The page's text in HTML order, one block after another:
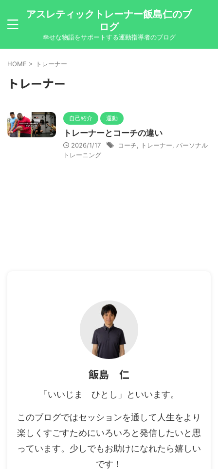
アスレティックトレーナー飯島仁のブ
ログ
幸せな物語をサポートする運動指導者のブログ
HOME > トレーナー
トレーナー
自己紹介 運動
トレーナーとコーチの違い
2026/1/17 コーチ トレーナー
パーソナル
トレーニング
飯島 仁
「いいじま ひとし」といいます。
このブログではセッションを通して人生をより
楽しくすごすためにいろいろと発信したいと思
っています。少しでもお助けになれたら嬉しい
です！